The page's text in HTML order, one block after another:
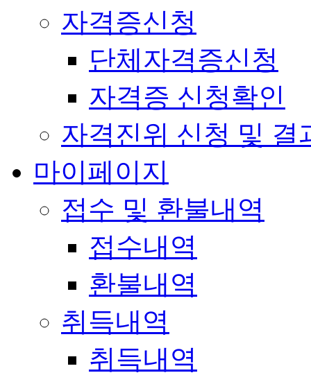
자격증신청
단체자격증신청
자격증 신청확인
자격진위 신청 및 결
마이페이지
접수 및 환불내역
접수내역
환불내역
취득내역
취득내역